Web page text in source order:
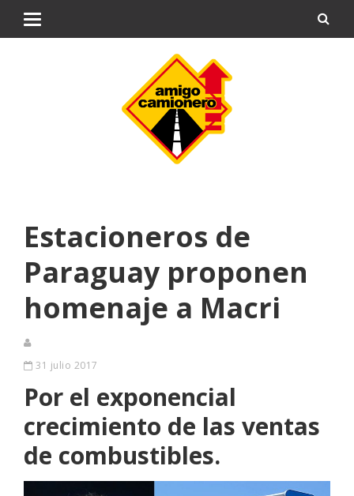
Estacioneros de
Paraguay proponen
homenaje a Macri
31 julio 2017
Por el exponencial
crecimiento de las ventas
de combustibles.